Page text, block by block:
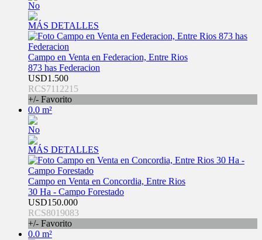
No
MÁS DETALLES
Campo en Venta en Federacion, Entre Rios
873 has Federacion
USD1.500
RCS7112215
+/- Favorito
0.0 m²
No
MÁS DETALLES
Campo en Venta en Concordia, Entre Rios
30 Ha - Campo Forestado
USD150.000
RCS8019083
+/- Favorito
0.0 m²